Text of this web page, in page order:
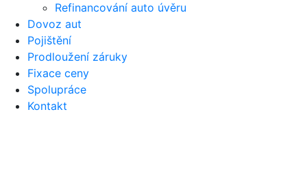
Refinancování auto úvěru
Dovoz aut
Pojištění
Prodloužení záruky
Fixace ceny
Spolupráce
Kontakt